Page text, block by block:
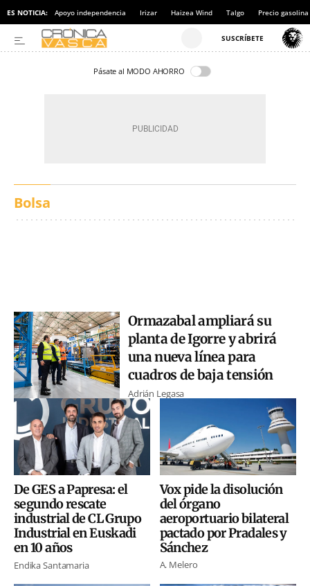
ES NOTICIA: Apoyo independencia Irizar Haizea Wind Talgo Precio gasolina
Pásate al MODO AHORRO
Bolsa
Ormazabal ampliará su
planta de Igorre y abrirá
una nueva línea para
cuadros de baja tensión
Adrián Legasa
De GES a Papresa: el
segundo rescate
industrial de CL Grupo
Industrial en Euskadi
en 10 años
Endika Santamaria
Vox pide la disolución
del órgano
aeroportuario bilateral
pactado por Pradales y
Sánchez
A. Melero